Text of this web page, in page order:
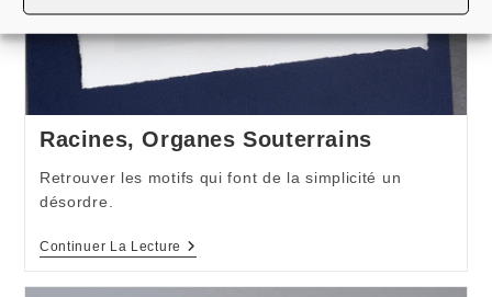
Racines, Organes Souterrains
Retrouver les motifs qui font de la simplicité un
désordre.
Continuer La Lecture Racines,